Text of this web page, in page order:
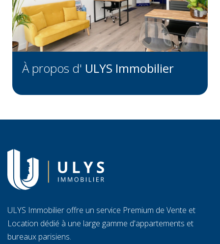
À propos d' ULYS Immobilier
ULYS Immobilier offre un service Premium de Vente et
Location dédié à une large gamme d'appartements et
bureaux parisiens.